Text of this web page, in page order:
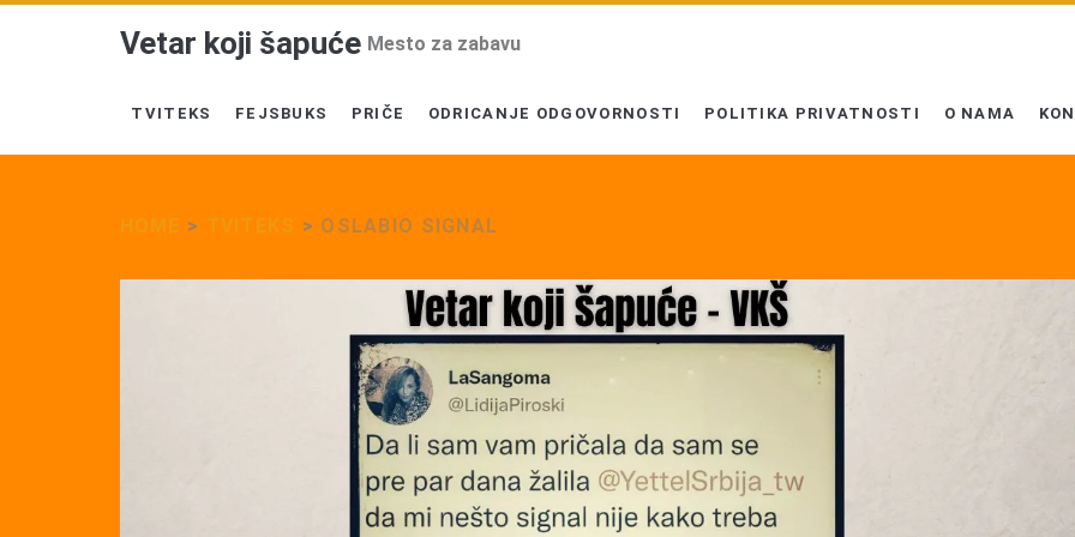
Vetar koji šapuće Mesto za zabavu
TVITEKS FEJSBUKS PRIČE ODRICANJE ODGOVORNOSTI POLITIKA PRIVATNOSTI O NAMA
> > OSLABIO SIGNAL